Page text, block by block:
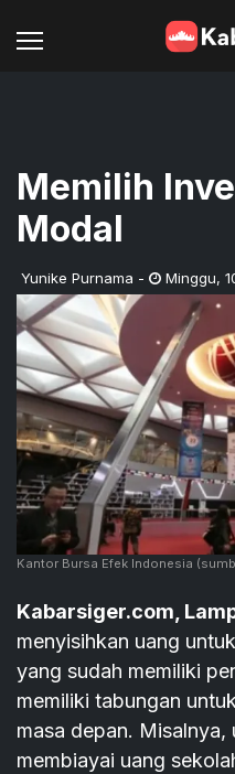
Memilih
Modal
Yunike Purnama - Minggu,
Kantor Bursa Efek Indonesia
Kabarsiger.com,
menyisihkan uang untuk
yang sudah memiliki
memiliki tabungan
masa depan. Misalnya,
membiayai uang